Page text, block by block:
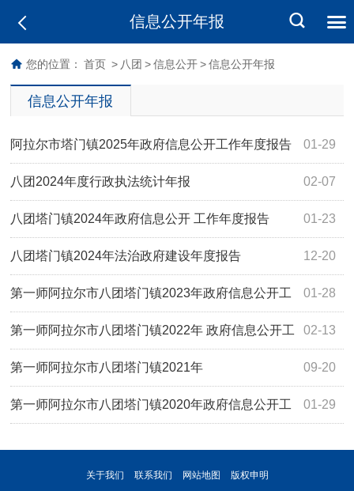
信息公开年报
您的位置： 首页 > 八团 > 信息公开 > 信息公开年报
信息公开年报
01-29
阿拉尔市塔门镇2025年政府信息公开工作年度报告
02-07
八团2024年度行政执法统计年报
01-23
八团塔门镇2024年政府信息公开 工作年度报告
12-20
八团塔门镇2024年法治政府建设年度报告
01-28
第一师阿拉尔市八团塔门镇2023年政府信息公开工
作年度报告 02-13
第一师阿拉尔市八团塔门镇2022年 政府信息公开工
作年度报告 09-20
第一师阿拉尔市八团塔门镇2021年
01-29
第一师阿拉尔市八团塔门镇2020年政府信息公开工
关于我们 联系我们 网站地图 版权申明